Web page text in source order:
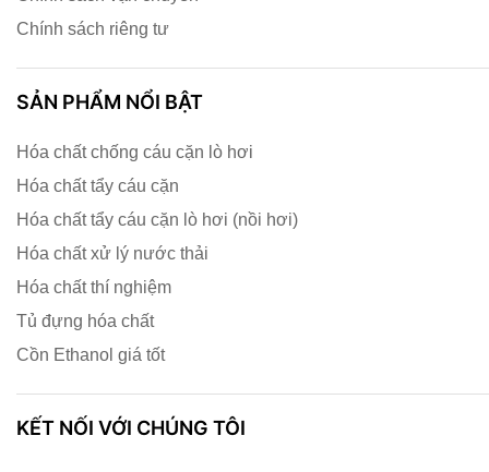
Chính sách riêng tư
SẢN PHẨM NỔI BẬT
Hóa chất chống cáu cặn lò hơi
Hóa chất tẩy cáu cặn
Hóa chất tẩy cáu cặn lò hơi (nồi hơi)
Hóa chất xử lý nước thải
Hóa chất thí nghiệm
Tủ đựng hóa chất
Cồn Ethanol giá tốt
KẾT NỐI VỚI CHÚNG TÔI